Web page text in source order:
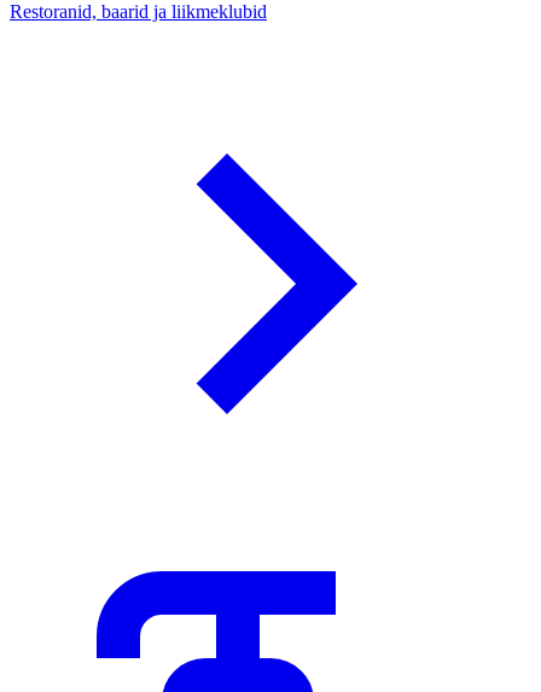
Restoranid, baarid ja liikmeklubid